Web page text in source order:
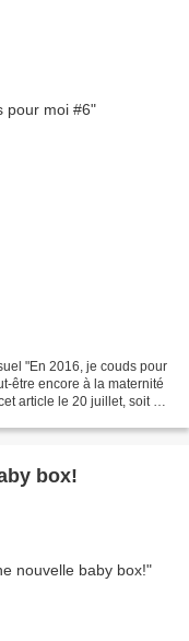
"En 2016, je couds pour
être encore à la maternité
article le 20 juillet, soit à J
box!